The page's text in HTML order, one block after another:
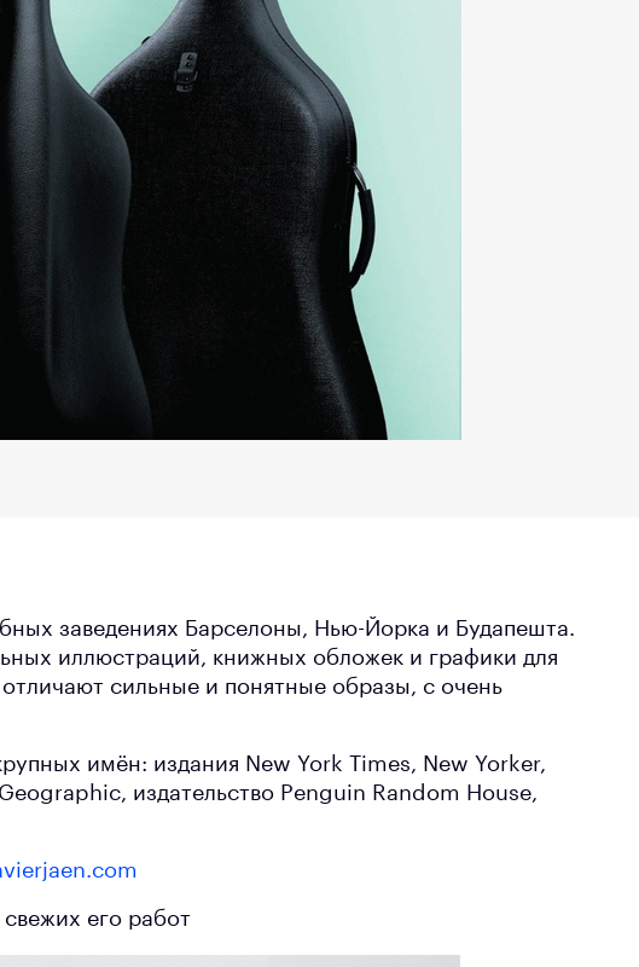
заведениях Барселоны, Нью-Йорка и Будапешта.
иллюстраций, книжных обложек и графики для
сильные и понятные образы, с очень
имён: издания New York Times, New Yorker,
издательство Penguin Random House,
его работ